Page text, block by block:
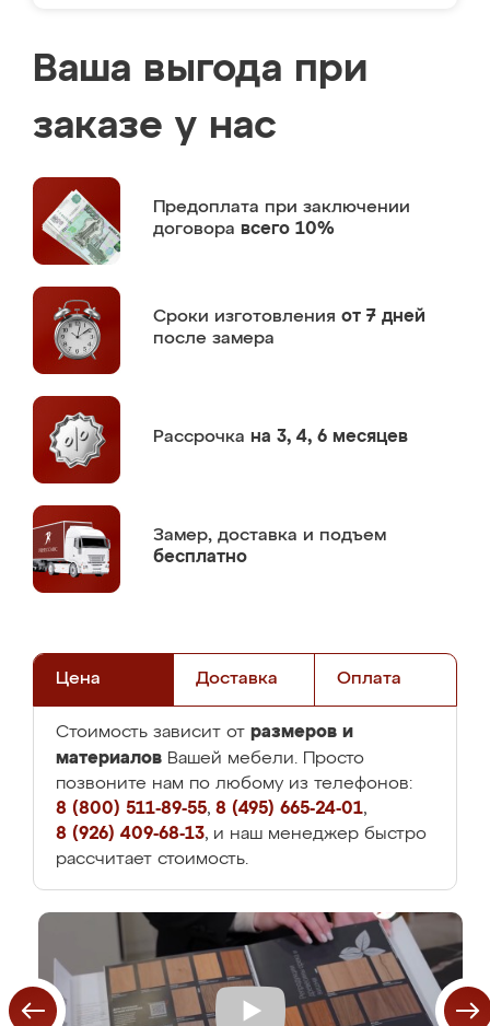
Ваша выгода при
заказе у нас
Предоплата при заключении
договора всего 10%
Сроки изготовления от 7 дней
после замера
Рассрочка на 3, 4, 6 месяцев
Замер, доставка и подъем
бесплатно
Цена Доставка Оплата
Стоимость зависит от размеров и
материалов Вашей мебели. Просто
позвоните нам по любому из телефонов:
8 (800) 511-89-55, 8 (495) 665-24-01,
8 (926) 409-68-13, и наш менеджер быстро
рассчитает стоимость.